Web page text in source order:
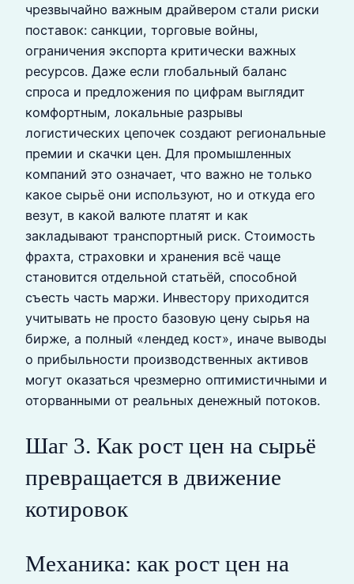
чрезвычайно важным драйвером стали риски
поставок: санкции, торговые войны,
ограничения экспорта критически важных
ресурсов. Даже если глобальный баланс
спроса и предложения по цифрам выглядит
комфортным, локальные разрывы
логистических цепочек создают региональные
премии и скачки цен. Для промышленных
компаний это означает, что важно не только
какое сырьё они используют, но и откуда его
везут, в какой валюте платят и как
закладывают транспортный риск. Стоимость
фрахта, страховки и хранения всё чаще
становится отдельной статьёй, способной
съесть часть маржи. Инвестору приходится
учитывать не просто базовую цену сырья на
бирже, а полный «лендед кост», иначе выводы
о прибыльности производственных активов
могут оказаться чрезмерно оптимистичными и
оторванными от реальных денежный потоков.
Шаг 3. Как рост цен на сырьё
превращается в движение
котировок
Механика: как рост цен на